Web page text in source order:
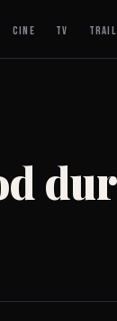
CINE TV